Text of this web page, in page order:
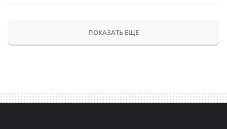
ПОКАЗАТЬ ЕЩЕ